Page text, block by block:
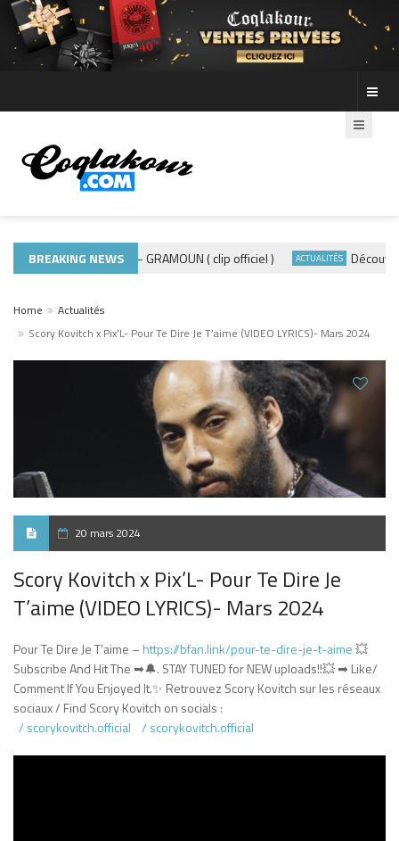
BREAKING NEWS
MUSIQUE 974 ADE440 – GRAMOUN ( clip officiel ) ACTUALITÉS Découvre les
Home
Actualités
Scory Kovitch x Pix’L- Pour Te Dire Je T’aime (VIDEO LYRICS)- Mars 2024
20 mars 2024
Scory Kovitch x Pix’L- Pour Te Dire Je
T’aime (VIDEO LYRICS)- Mars 2024
Pour Te Dire Je T’aime – https://bfan.link/pour-te-dire-je-t-aime💥
Subscribe And Hit The ➡🔔. STAY TUNED for NEW uploads!!💥 ➡ Like/
Comment If You Enjoyed It.✨ Retrouvez Scory Kovitch sur les réseaux
sociaux / Find Scory Kovitch on socials :
/ scorykovitch.official
/ scorykovitch.official